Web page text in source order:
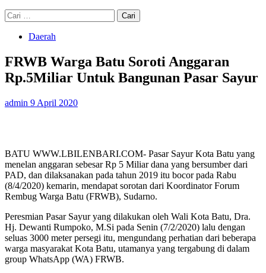
Cari
untuk:
Daerah
FRWB Warga Batu Soroti Anggaran
Rp.5Miliar Untuk Bangunan Pasar Sayur
admin 9 April 2020
BATU WWW.LBILENBARI.COM- Pasar Sayur Kota Batu yang
menelan anggaran sebesar Rp 5 Miliar dana yang bersumber dari
PAD, dan dilaksanakan pada tahun 2019 itu bocor pada Rabu
(8/4/2020) kemarin, mendapat sorotan dari Koordinator Forum
Rembug Warga Batu (FRWB), Sudarno.
Peresmian Pasar Sayur yang dilakukan oleh Wali Kota Batu, Dra.
Hj. Dewanti Rumpoko, M.Si pada Senin (7/2/2020) lalu dengan
seluas 3000 meter persegi itu, mengundang perhatian dari beberapa
warga masyarakat Kota Batu, utamanya yang tergabung di dalam
group WhatsApp (WA) FRWB.